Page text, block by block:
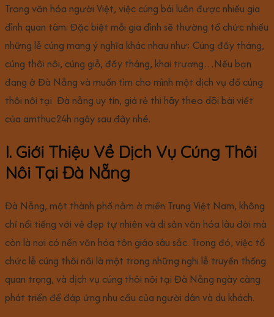
Trong văn hóa người Việt, việc cúng bái luôn được nhiều gia
đình quan tâm. Đặc biệt mỗi gia đình sẽ thường tổ chức nhiều
những lễ cúng mang ý nghĩa khác nhau như: Cúng đầy tháng,
cúng thôi nôi, cúng giỗ, đầy tháng, khai trương…Nếu bạn
đang ở Đà Nẵng và muốn tìm cho mình một dịch vụ đồ cúng
thôi nôi tại Đà nẵng uy tín, giá rẻ thì hãy theo dõi bài viết
của amthuc24h ngây sau đây nhé.
I. Giới Thiệu Về Dịch Vụ Cúng Thôi
Nôi Tại Đà Nẵng
Đà Nẵng, một thành phố nằm ở miền Trung Việt Nam, không
chỉ nổi tiếng với vẻ đẹp tự nhiên và di sản văn hóa lâu đời mà
còn là nơi có nền văn hóa tôn giáo sâu sắc. Trong đó, việc tổ
chức lễ cúng thôi nôi là một trong những nghi lễ truyền thống
quan trọng, và dịch vụ cúng thôi nôi tại Đà Nẵng ngày càng
phát triển để đáp ứng nhu cầu của người dân và du khách.